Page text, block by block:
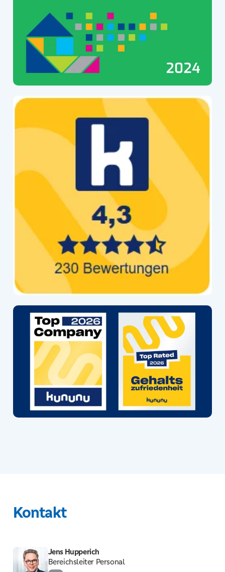
Kontakt
Jens Hupperich
Bereichsleiter Personal